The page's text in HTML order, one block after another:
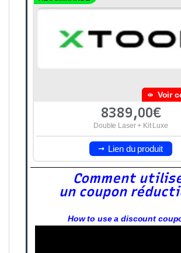
Voir
8389,00€
Double Laser + Kit Luxe
Lien du produit
Comment
un coupon
How to use a discount